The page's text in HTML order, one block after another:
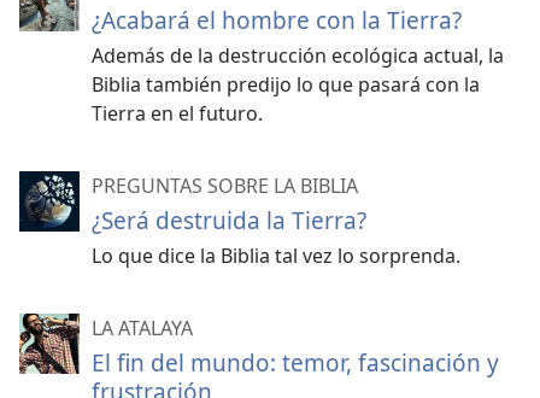
¿Acabará el hombre con la Tierra?
Además de la destrucción ecológica actual, la
Biblia también predijo lo que pasará con la
Tierra en el futuro.
PREGUNTAS SOBRE LA BIBLIA
¿Será destruida la Tierra?
Lo que dice la Biblia tal vez lo sorprenda.
LA ATALAYA
El fin del mundo: temor, fascinación y
frustración